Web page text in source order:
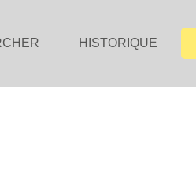
HISTORIQUE